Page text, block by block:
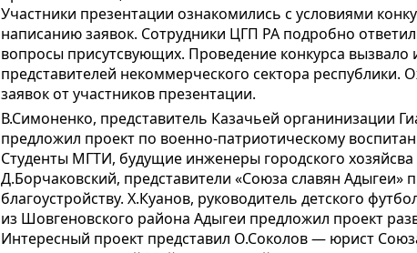
Участники презентации ознакомились с условиями
написанию заявок. Сотрудники ЦГП РА подробно
вопросы присутсвующих. Проведение конкурса вызвало
представителей некоммерческого сектора республики.
заявок от участников презентации.
В.Симоненко, представитель Казачьей органинизации
предложил проект по военно-патриотическому
Студенты МГТИ, будущие инженеры городского
Д.Борчаковский, представители «Союза славян Адыгеи»
благоустройству. Х.Куанов, руководитель детского
из Шовгеновского района Адыгеи предложил проект
Интересный проект представил О.Соколов — юрист